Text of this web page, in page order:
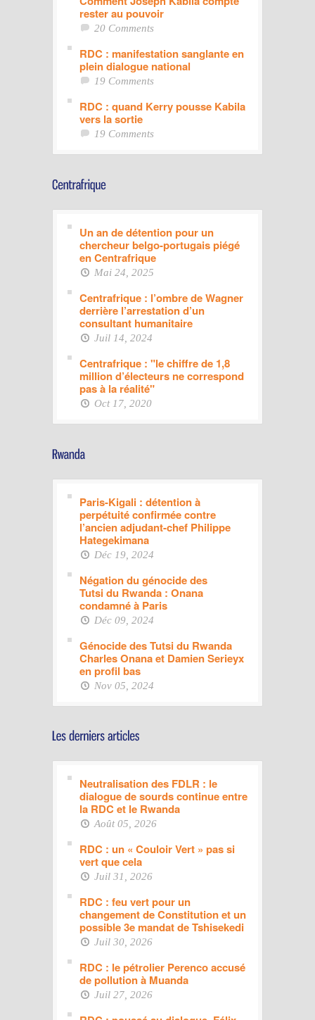
rester au pouvoir
20 Comments
RDC : manifestation sanglante en
plein dialogue national
19 Comments
RDC : quand Kerry pousse Kabila
vers la sortie
19 Comments
Un an de détention pour un
chercheur belgo-portugais piégé
en Centrafrique
Mai 24, 2025
Centrafrique : l’ombre de Wagner
derrière l’arrestation d’un
consultant humanitaire
Juil 14, 2024
Centrafrique : "le chiffre de 1,8
million d’électeurs ne correspond
pas à la réalité"
Oct 17, 2020
Paris-Kigali : détention à
perpétuité confirmée contre
l’ancien adjudant-chef Philippe
Hategekimana
Déc 19, 2024
Négation du génocide des
Tutsi du Rwanda : Onana
condamné à Paris
Déc 09, 2024
Génocide des Tutsi du Rwanda
Charles Onana et Damien Serieyx
en profil bas
Nov 05, 2024
Neutralisation des FDLR : le
dialogue de sourds continue entre
la RDC et le Rwanda
Août 05, 2026
RDC : un « Couloir Vert » pas si
vert que cela
Juil 31, 2026
RDC : feu vert pour un
changement de Constitution et un
possible 3e mandat de Tshisekedi
Juil 30, 2026
RDC : le pétrolier Perenco accusé
de pollution à Muanda
Juil 27, 2026